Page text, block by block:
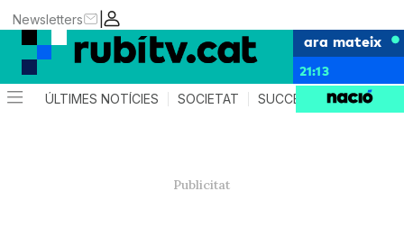
|
Newsletters
ara mateix
21:13
ÚLTIMES NOTÍCIES SOCIETAT SUCCESSOS